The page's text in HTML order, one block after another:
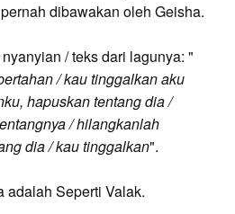
dibawakan oleh Geisha.
/ teks dari lagunya: "
/ kau tinggalkan aku
hapuskan tentang dia /
/ hilangkanlah
dia / kau tinggalkan".
adalah Seperti Valak.